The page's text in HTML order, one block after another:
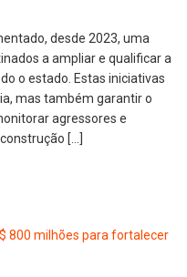
desde 2023, uma
a ampliar e qualificar a
o estado. Estas iniciativas
mas também garantir o
agressores e
[…]